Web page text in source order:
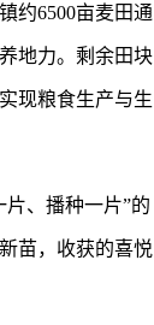
约6500亩麦田通
地力。剩余田块
现粮食生产与生
、播种一片”的
苗，收获的喜悦